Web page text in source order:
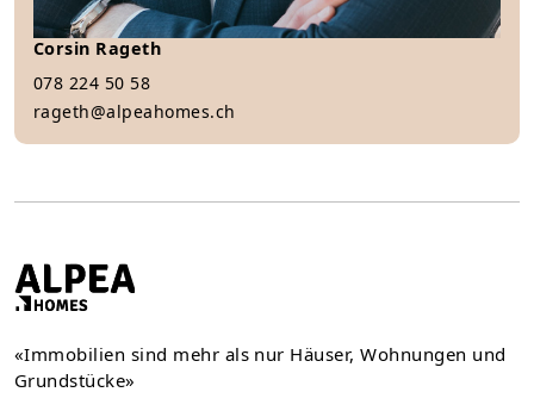
Corsin Rageth
078 224 50 58
rageth@alpeahomes.ch
«Immobilien sind mehr als nur Häuser, Wohnungen und
Grundstücke»